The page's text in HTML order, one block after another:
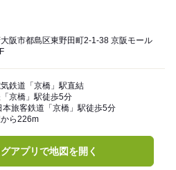
阪市都島区東野田町2-1-38 京阪モール
鉄道「京橋」駅直結
京橋」駅徒歩5分
本旅客鉄道「京橋」駅徒歩5分
ら226m
アプリで地図を開く